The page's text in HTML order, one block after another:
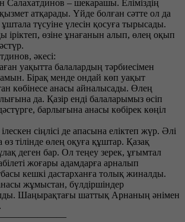
Салахатдинов – шекарашы. Еліміздің
атқарады. Үйде болған сәтте ол да
түсуіне үлесін қосуға тырысады.
іріктеп, өзіне ұнағанын алып, өлең оқып
әкесі:
уақытта балалардың тәрбиесімен
Бірақ менде ондай көп уақыт
көбінесе анасы айналысады. Өлең
да. Қазір енді балаларымыз өсіп
барлығына анасы көбірек көңіл
сіңлісі де апасына еліктеп жүр. Әлі
өз тілінде өлең оқуға құштар. Қазақ
деген бар. Ол теңеу зерек, ұғымтал
жоғары адамдарға арналып
кешкі дастарханға толық жиналды.
жұмыстан, бүлдіршіндер
Шаңырақтағы шаттық Арнаның әнімен